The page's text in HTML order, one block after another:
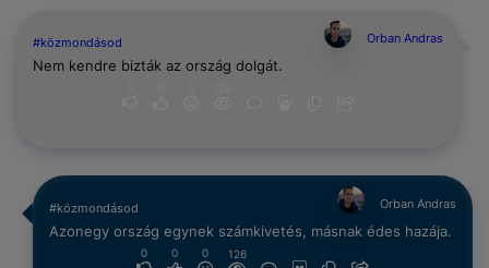
#közmondásod Orban Andras
Nem kendre bizták az ország dolgát.
#közmondásod Orban Andras
Azonegy ország egynek számkivetés, másnak édes hazája.
0 0 0 126